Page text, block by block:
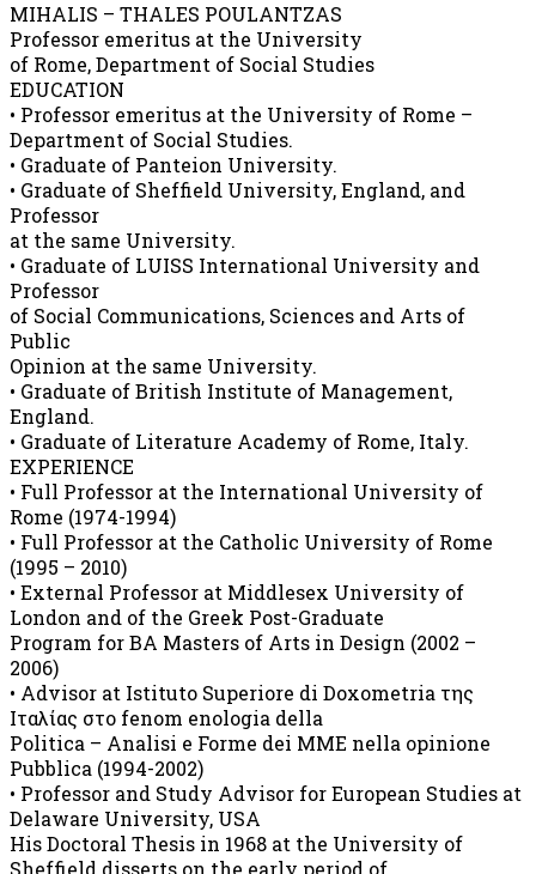
MIHALIS – THALES POULANTZAS
Professor emeritus at the University
of Rome, Department of Social Studies
EDUCATION
• Professor emeritus at the University of Rome –
Department of Social Studies.
• Graduate of Panteion University.
• Graduate of Sheffield University, England, and
Professor
at the same University.
• Graduate of LUISS International University and
Professor
of Social Communications, Sciences and Arts of
Public
Opinion at the same University.
• Graduate of British Institute of Management,
England.
• Graduate of Literature Academy of Rome, Italy.
EXPERIENCE
• Full Professor at the International University of
Rome (1974-1994)
• Full Professor at the Catholic University of Rome
(1995 – 2010)
• External Professor at Middlesex University of
London and of the Greek Post-Graduate
Program for BA Masters of Arts in Design (2002 –
2006)
• Advisor at Istituto Superiore di Doxometria της
Ιταλίας στο fenom enologia della
Politica – Analisi e Forme dei MME nella opinione
Pubblica (1994-2002)
• Professor and Study Advisor for European Studies at
Delaware University, USA
His Doctoral Thesis in 1968 at the University of
Sheffield disserts on the early period of